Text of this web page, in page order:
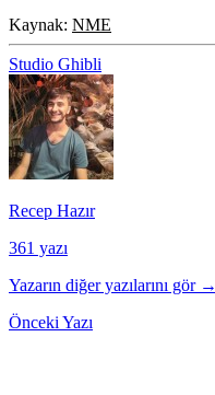
Kaynak: NME
Studio Ghibli
Recep Hazır
361 yazı
Yazarın diğer yazılarını gör →
Önceki Yazı